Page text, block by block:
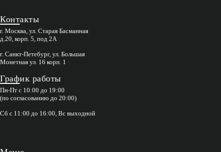
Контакты
г. Москва, ул. Старая Басманная
д.20, корп. 5, под 2А
г. Санкт-Петебург, ул. Большая
Монетная ул. 16 корп. 1
График работы
Пн-Пт с 10:00 до 19:00
(по согласованию до 20:00)
Сб с 11:00 до 16:00, Вс выходной